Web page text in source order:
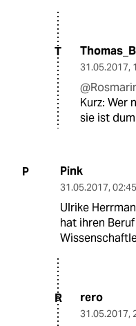
T
31.05.2017,
Kurz: Wer
sie ist
P Pink
31.05.2017,
Ulrike
hat ihren
R rero
31.05.2017,